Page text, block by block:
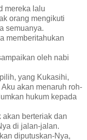
mereka lalu
orang mengikuti
semuanya.
memberitahukan
oleh nabi
yang Kukasihi,
akan menaruh roh-
hukum kepada
berteriak dan
di jalan-jalan.
diputuskan-Nya,